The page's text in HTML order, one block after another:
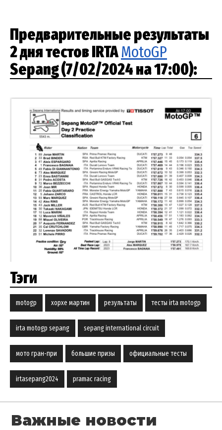
Предварительные результаты
2 дня тестов IRTAMotoGP
Sepang (7/02/2024 на 17:00):
Тэги
motogp хорхе мартин результаты тесты irta motogp
irta motogp sepang sepang international circuit
мото гран-при большие призы официальные тесты
irtasepang2024 pramac racing
Важные новости